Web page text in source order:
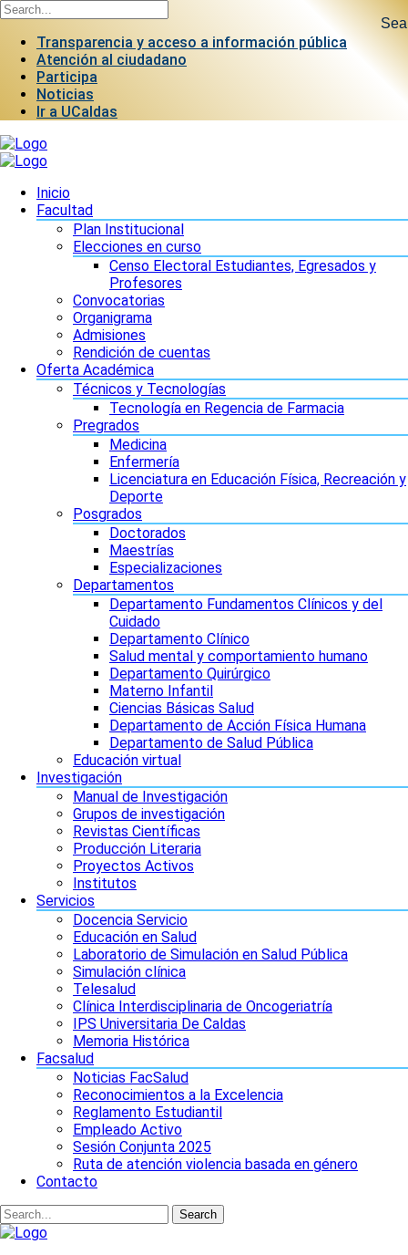
Transparencia y acceso a información pública
Atención al ciudadano
Participa
Noticias
Ir a UCaldas
Inicio
Facultad
Plan Institucional
Elecciones en curso
Censo Electoral Estudiantes, Egresados y
Profesores
Convocatorias
Organigrama
Admisiones
Rendición de cuentas
Oferta Académica
Técnicos y Tecnologías
Tecnología en Regencia de Farmacia
Pregrados
Medicina
Enfermería
Licenciatura en Educación Física, Recreación y
Deporte
Posgrados
Doctorados
Maestrías
Especializaciones
Departamentos
Departamento Fundamentos Clínicos y del
Cuidado
Departamento Clínico
Salud mental y comportamiento humano
Departamento Quirúrgico
Materno Infantil
Ciencias Básicas Salud
Departamento de Acción Física Humana
Departamento de Salud Pública
Educación virtual
Investigación
Manual de Investigación
Grupos de investigación
Revistas Científicas
Producción Literaria
Proyectos Activos
Institutos
Servicios
Docencia Servicio
Educación en Salud
Laboratorio de Simulación en Salud Pública
Simulación clínica
Telesalud
Clínica Interdisciplinaria de Oncogeriatría
IPS Universitaria De Caldas
Memoria Histórica
Facsalud
Noticias FacSalud
Reconocimientos a la Excelencia
Reglamento Estudiantil
Empleado Activo
Sesión Conjunta 2025
Ruta de atención violencia basada en género
Contacto
Search